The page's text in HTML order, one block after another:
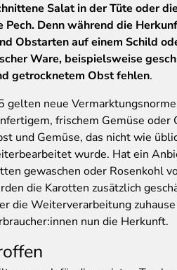
Salat in der Tüte oder
Denn während die
Obstarten auf einem Schild
Ware, beispielsweise
getrocknetem Obst fehlen.
gelten neue
frischem Gemüse oder
und Gemüse, das nicht wie
wurde. Hat ein
gewaschen oder Rosenkohl
die Karotten zusätzlich
die Weiterverarbeitung zuhause
nun die Herkunft.